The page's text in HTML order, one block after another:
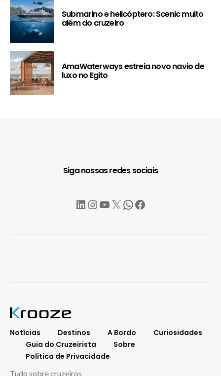
Submarino e helicóptero: Scenic muito
além do cruzeiro
AmaWaterways estreia novo navio de
luxo no Egito
Siga nossas redes sociais
LinkedIn
Instagram
YouTube
X WhatsApp
Facebook
Notícias Destinos A Bordo
Curiosidades
Guia do Cruzeirista
Sobre
Política de Privacidade
Tudo sobre cruzeiros